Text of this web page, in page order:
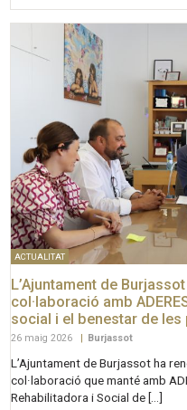
ACTUALITAT
L’Ajuntament de
col·laboració amb
social i el benestar de
26 maig 2026 | Burjassot
L’Ajuntament de Burjassot ha
col·laboració que manté amb
Rehabilitadora i Social de […]